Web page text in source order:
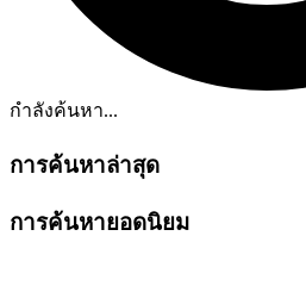
กำลังค้นหา...
การค้นหาล่าสุด
การค้นหายอดนิยม